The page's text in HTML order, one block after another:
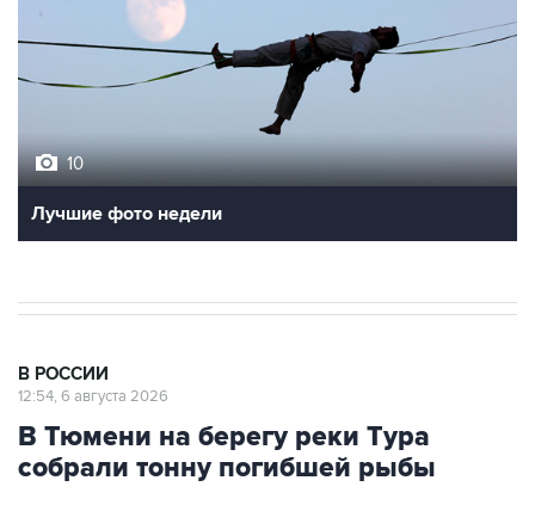
10
Лучшие фото недели
В РОССИИ
12:54, 6 августа 2026
В Тюмени на берегу реки Тура
собрали тонну погибшей рыбы